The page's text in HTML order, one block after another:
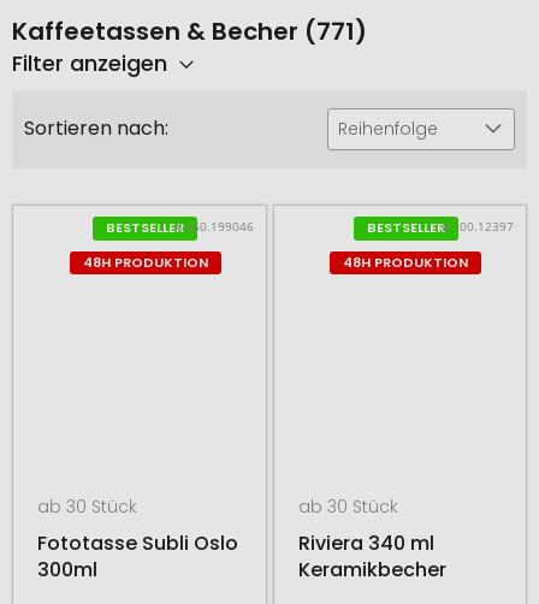
Kaffeetassen & Becher (771)
Filter anzeigen
Sortieren nach: Reihenfolge
BESTSELLER
48H PRODUKTION
# 550.199046
ab 30 Stück
Fototasse Subli Oslo
300ml
BESTSELLER
48H PRODUKTION
# 500.12397
ab 30 Stück
Riviera 340 ml
Keramikbecher